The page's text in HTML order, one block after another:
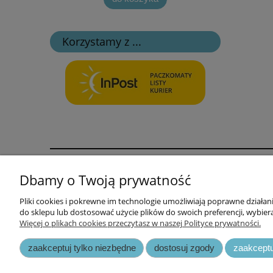
Korzystamy z ...
Informacje
Polityka prywatności i cookies
Odstąpienie od umowy i reklamacja
Formy
Koszt
Dbamy o Twoją prywatność
Pliki cookies i pokrewne im technologie umożliwiają poprawne
do sklepu lub dostosować użycie plików do swoich preferencji,
Więcej o plikach cookies przeczytasz w naszej Polityce prywatności.
zaakceptuj tylko niezbędne dostosuj zgody